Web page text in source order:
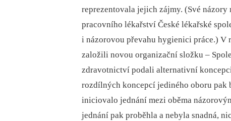
reprezentovala jejich zájmy. (Své
pracovního lékařství České lékařské
i názorovou převahu hygienici práce.) V
založili novou organizační složku –⁠
zdravotnictví podali alternativní
rozdílných koncepcí jediného oboru
iniciovalo jednání mezi oběma
jednání pak proběhla a nebyla snadná,